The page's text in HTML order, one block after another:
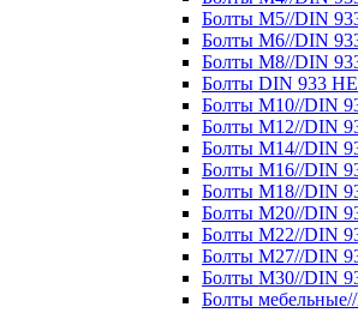
Болты М5//DIN
Болты М6//DIN
Болты М8//DIN
Болты DIN 933
Болты М10//DIN
Болты М12//DIN
Болты М14//DIN
Болты М16//DIN
Болты М18//DIN
Болты М20//DIN
Болты М22//DIN
Болты М27//DIN
Болты М30//DIN
Болты